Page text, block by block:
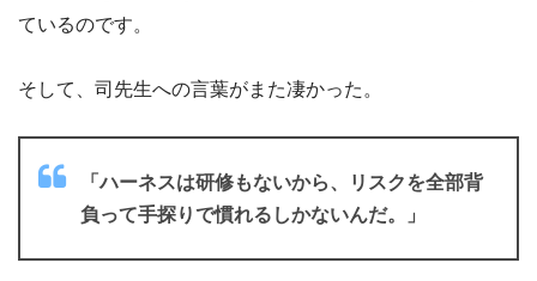
ているのです。
そして、司先生への言葉がまた凄かった。
「ハーネスは研修もないから、リスクを全部背
負って手探りで慣れるしかないんだ。」